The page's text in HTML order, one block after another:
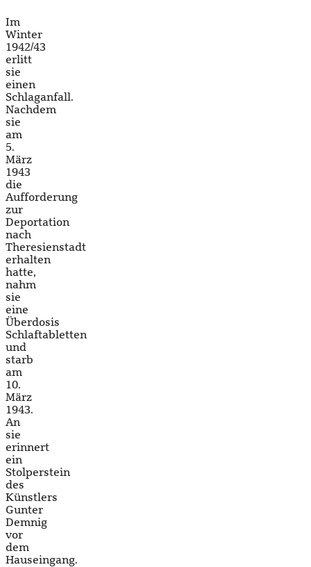
Im
Winter
1942/43
erlitt
sie
einen
Schlaganfall.
Nachdem
sie
am
5.
März
1943
die
Aufforderung
zur
Deportation
nach
Theresienstadt
erhalten
hatte,
nahm
sie
eine
Überdosis
Schlaftabletten
und
starb
am
10.
März
1943.
An
sie
erinnert
ein
Stolperstein
des
Künstlers
Gunter
Demnig
vor
dem
Hauseingang.